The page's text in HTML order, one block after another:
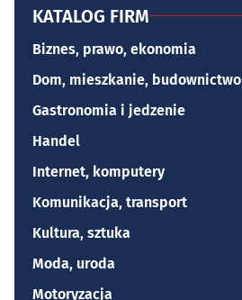
KATALOG FIRM
Biznes, prawo, ekonomia
Dom, mieszkanie, budownictwo
Gastronomia i jedzenie
Handel
Internet, komputery
Komunikacja, transport
Kultura, sztuka
Moda, uroda
Motoryzacja